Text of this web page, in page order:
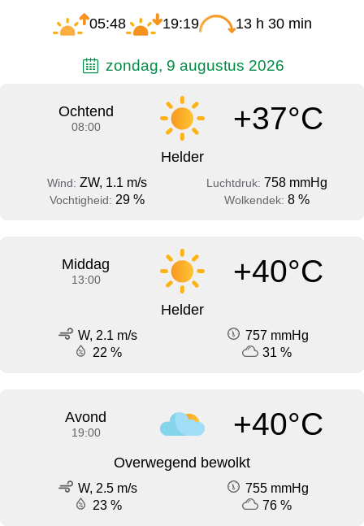
05:48 19:19 13 h 30 min
zondag, 9 augustus 2026
Ochtend
08:00 +37°C
Helder
Wind: ZW, 1.1 m/s Luchtdruk: 758 mmHg
Vochtigheid: 29 % Wolkendek: 8 %
Middag
13:00 +40°C
Helder
W, 2.1 m/s
757 mmHg
22 %
31 %
Avond
19:00 +40°C
Overwegend bewolkt
W, 2.5 m/s
755 mmHg
23 %
76 %